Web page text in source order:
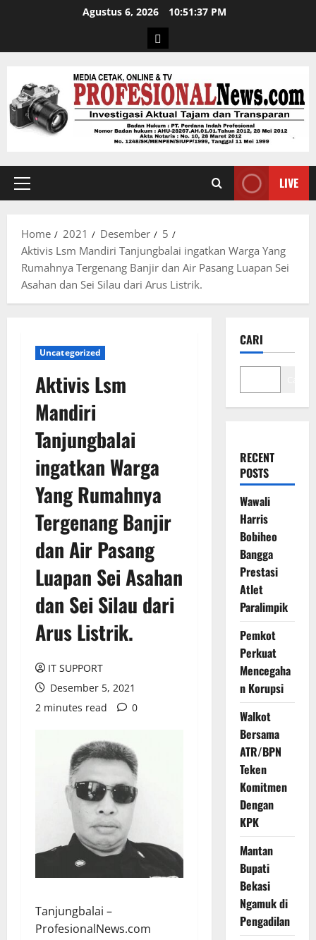
Agustus 6, 2026 10:51:37 PM
LIVE
Home 2021 Desember
5
Aktivis Lsm Mandiri Tanjungbalai ingatkan Warga Yang
Rumahnya Tergenang Banjir dan Air Pasang Luapan Sei
Asahan dan Sei Silau dari Arus Listrik.
Uncategorized
Aktivis Lsm
Mandiri
Tanjungbalai
ingatkan Warga
Yang Rumahnya
Tergenang Banjir
dan Air Pasang
Luapan Sei Asahan
dan Sei Silau dari
Arus Listrik.
IT SUPPORT
Desember 5, 2021
2 minutes read
0
Tanjungbalai –
ProfesionalNews.com
CARI
RECENT
POSTS
Wawali
Harris
Bobiheo
Bangga
Prestasi
Atlet
Paralimpik
Pemkot
Perkuat
Mencegaha
n Korupsi
Walkot
Bersama
ATR/BPN
Teken
Komitmen
Dengan
KPK
Mantan
Bupati
Bekasi
Ngamuk di
Pengadilan